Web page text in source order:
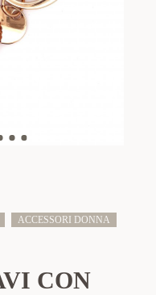
ACCESSORI DONNA
CON